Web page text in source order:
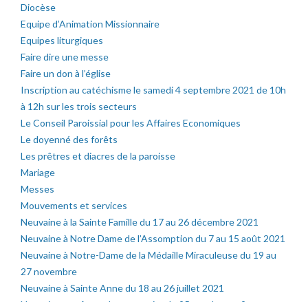
Diocèse
Equipe d’Animation Missionnaire
Equipes liturgiques
Faire dire une messe
Faire un don à l’église
Inscription au catéchisme le samedi 4 septembre 2021 de 10h
à 12h sur les trois secteurs
Le Conseil Paroissial pour les Affaires Economiques
Le doyenné des forêts
Les prêtres et diacres de la paroisse
Mariage
Messes
Mouvements et services
Neuvaine à la Sainte Famille du 17 au 26 décembre 2021
Neuvaine à Notre Dame de l’Assomption du 7 au 15 août 2021
Neuvaine à Notre-Dame de la Médaille Miraculeuse du 19 au
27 novembre
Neuvaine à Sainte Anne du 18 au 26 juillet 2021